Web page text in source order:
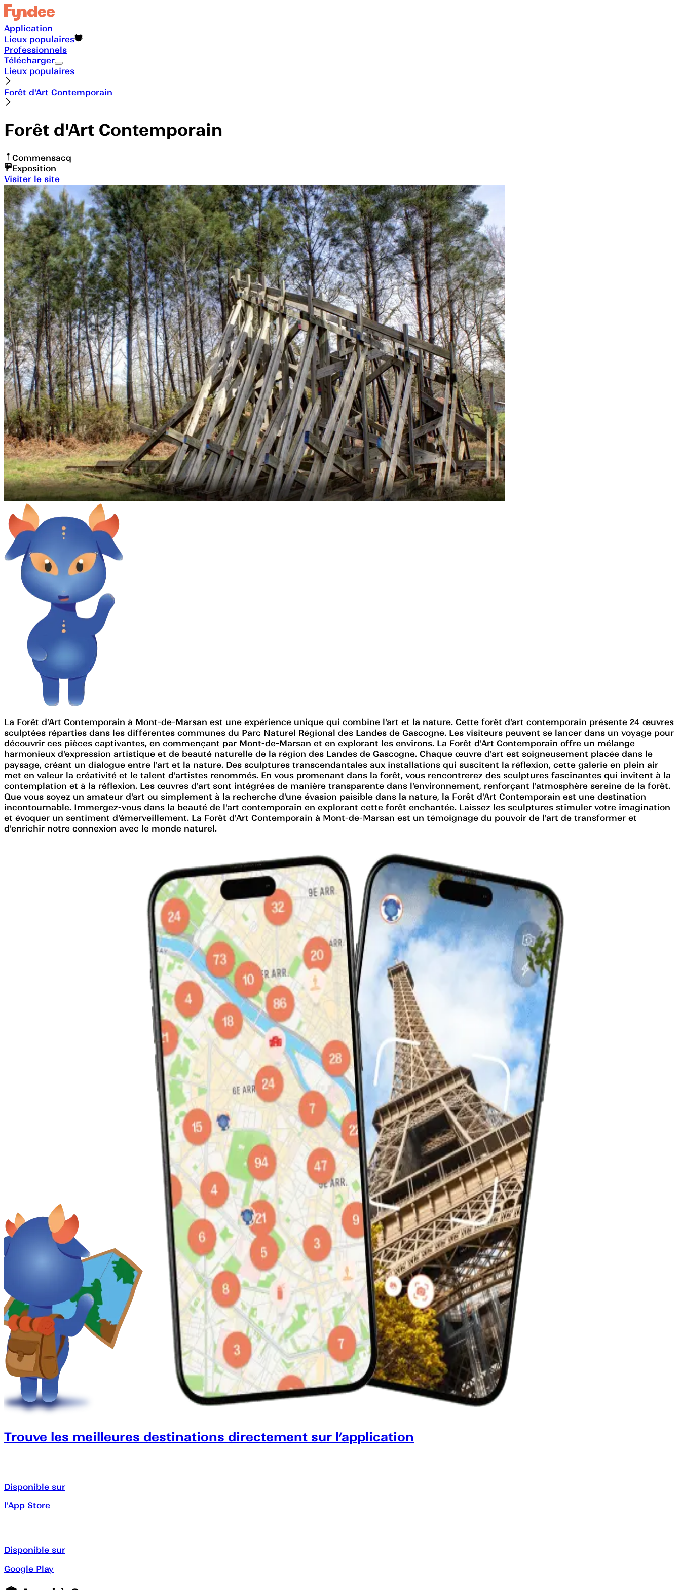
Application
Lieux populaires
Professionnels
Télécharger
Lieux populaires
Forêt d'Art Contemporain
Forêt d'Art Contemporain
Commensacq
Exposition
Visiter le site
La Forêt d'Art Contemporain à Mont-de-Marsan est une expérience unique qui combine l'art et la nature. Cette forêt d'art contemporain présente 24 œuvres
sculptées réparties dans les différentes communes du Parc Naturel Régional des Landes de Gascogne. Les visiteurs peuvent se lancer dans un voyage pour
découvrir ces pièces captivantes, en commençant par Mont-de-Marsan et en explorant les environs. La Forêt d'Art Contemporain offre un mélange
harmonieux d'expression artistique et de beauté naturelle de la région des Landes de Gascogne. Chaque œuvre d'art est soigneusement placée dans le
paysage, créant un dialogue entre l'art et la nature. Des sculptures transcendantales aux installations qui suscitent la réflexion, cette galerie en plein air
met en valeur la créativité et le talent d'artistes renommés. En vous promenant dans la forêt, vous rencontrerez des sculptures fascinantes qui invitent à la
contemplation et à la réflexion. Les œuvres d'art sont intégrées de manière transparente dans l'environnement, renforçant l'atmosphère sereine de la forêt.
Que vous soyez un amateur d'art ou simplement à la recherche d'une évasion paisible dans la nature, la Forêt d'Art Contemporain est une destination
incontournable. Immergez-vous dans la beauté de l'art contemporain en explorant cette forêt enchantée. Laissez les sculptures stimuler votre imagination
et évoquer un sentiment d'émerveillement. La Forêt d'Art Contemporain à Mont-de-Marsan est un témoignage du pouvoir de l'art de transformer et
d'enrichir notre connexion avec le monde naturel.
Trouve les meilleures destinations directement sur l’application
Disponible sur
l'App Store
Disponible sur
Google Play